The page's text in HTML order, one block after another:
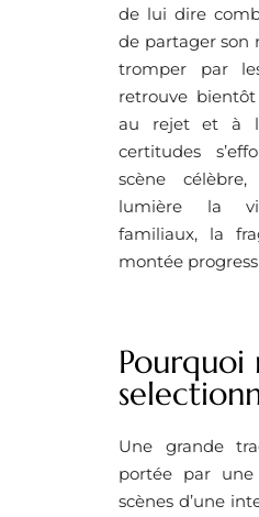
de lui dire
de partager son
tromper par
retrouve
au rejet et à
certitudes
scène
lumière la
familiaux, la
montée
Pourquoi
Une grande
portée par
scènes d’une